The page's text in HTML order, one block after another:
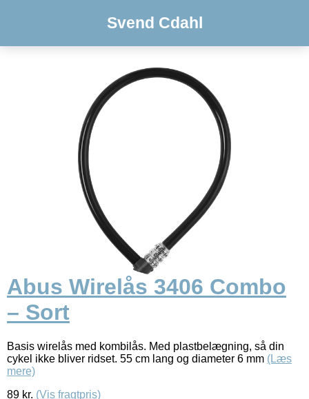
Svend Cdahl
Abus Wirelås 3406 Combo
– Sort
Basis wirelås med kombilås. Med plastbelægning, så din
cykel ikke bliver ridset. 55 cm lang og diameter 6 mm (Læs
mere)
89 kr. (Vis fragtpris)